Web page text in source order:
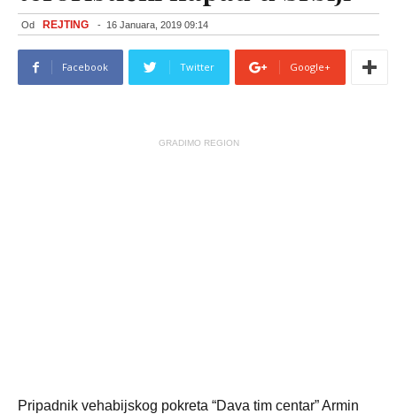
Od REJTING - 16 Januara, 2019 09:14
Facebook Twitter Google+
GRADIMO REGION
Pripadnik vehabijskog pokreta “Dava tim centar” Armin